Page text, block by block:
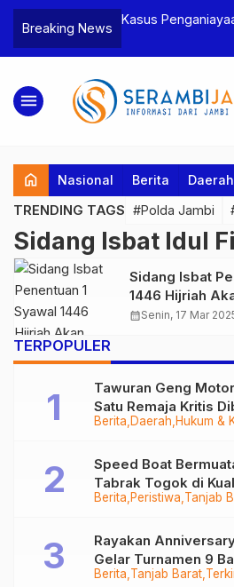
Breaking News
Bea Cukai
Pelaku beserta
dan 146 Gram
Kasus
Tebo Tetapkan
menu
home Nasional Berita Daerah
TRENDING TAGS #Polda Jambi
Sidang Isbat Idul
Sidang Isbat
1446 Hijriah
Maret
calendar_monthSenin, 17 Mar
TERPOPULER
Berita Daerah Hukum &
Tawuran Geng
Satu Remaja Kritis
Ditangkap
Berita Peristiwa Tanjab
Speed Boat
Tabrak Togok di
Sempat Hilang
Berita Tanjab Barat
Rayakan
Gelar Turnamen 9
Juta